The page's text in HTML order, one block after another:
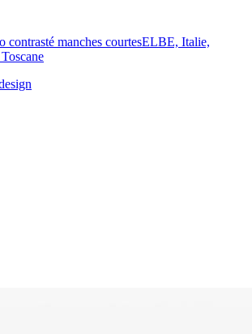
contrasté manches courtesELBE, Italie,